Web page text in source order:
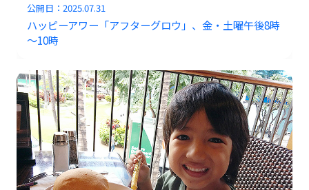
公開日：2025.07.31
ハッピーアワー「アフターグロウ」、金・土曜午後8時
～10時